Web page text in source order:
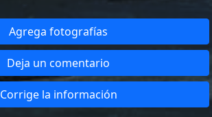
Agrega fotografías
Deja un comentario
Corrige la información